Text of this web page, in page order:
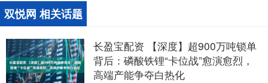
双悦网 相关话题
长盈宝配资 【深度】超900万吨锁单
背后：磷酸铁锂“卡位战”愈演愈烈，
高端产能争夺白热化